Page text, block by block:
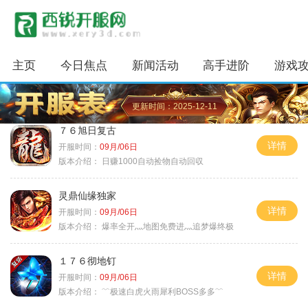
主页 今日焦点 新闻活动 高手进阶 游戏
更新时间：2025-12-11
７６旭日复古
开服时间： 09月/06日
版本介绍：
日赚1000自动捡物自动回収
详情
灵鼎仙缘独家
开服时间： 09月/06日
版本介绍： 爆率全开灬地图免费进灬追梦爆终极
详情
１７６彻地钉
开服时间： 09月/06日
版本介绍： ﹌极速白虎火雨犀利BOSS多多﹌
详情